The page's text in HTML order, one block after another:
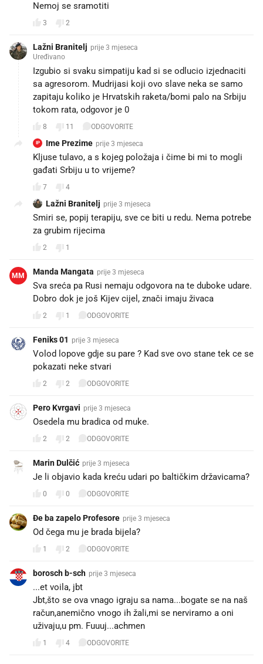
Nemoj se sramotiti
3 2
Lažni Branitelj prije 3 mjeseca
Uređivano
Izgubio si svaku simpatiju kad si se odlucio izjednaciti
sa agresorom. Mudrijasi koji ovo slave neka se samo
zapitaju koliko je Hrvatskih raketa/bomi palo na Srbiju
tokom rata, odgovor je 0
8 11 ODGOVORITE
IP Ime Prezime prije 3 mjeseca
Kljuse tulavo, a s kojeg položaja i čime bi mi to mogli
gađati Srbiju u to vrijeme?
7 4
Lažni Branitelj prije 3 mjeseca
Smiri se, popij terapiju, sve ce biti u redu. Nema potrebe
za grubim rijecima
2 1
MM Manda Mangata prije 3 mjeseca
Sva sreća pa Rusi nemaju odgovora na te duboke udare.
Dobro dok je još Kijev cijel, znači imaju živaca
2 1 ODGOVORITE
Feniks 01 prije 3 mjeseca
Volod lopove gdje su pare ? Kad sve ovo stane tek ce se
pokazati neke stvari
2 2 ODGOVORITE
Pero Kvrgavi prije 3 mjeseca
Osedela mu bradica od muke.
2 2 ODGOVORITE
Marin Dulčić prije 3 mjeseca
Je li objavio kada kreću udari po baltičkim državicama?
0 0 ODGOVORITE
Đe ba zapelo Profesore prije 3 mjeseca
Od čega mu je brada bijela?
1 2 ODGOVORITE
borosch b-sch prije 3 mjeseca
...et voila, jbt
Jbt,što se ova vnago igraju sa nama...bogate se na naš
račun,anemično vnogo ih žali,mi se nerviramo a oni
uživaju,u pm. Fuuuj...achmen
1 4 ODGOVORITE